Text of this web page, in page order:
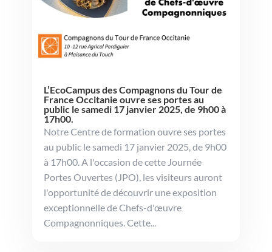
L’EcoCampus des Compagnons du Tour de
France Occitanie ouvre ses portes au
public le samedi 17 janvier 2025, de 9h00 à
17h00.
Notre Centre de formation ouvre ses portes
au public le samedi 17 janvier 2025, de 9h00
à 17h00. A l'occasion de cette Journée
Portes Ouvertes (JPO), les visiteurs auront
l'opportunité de découvrir une exposition
exceptionnelle de Chefs-d'œuvre
Compagnonniques. Cette...